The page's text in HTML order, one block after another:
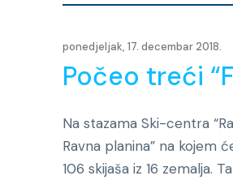
ponedjeljak, 17. decembar 2018.
Počeo treći
Na stazama Ski-centra
Ravna planina” na kojem
106 skijaša iz 16 zemalja.